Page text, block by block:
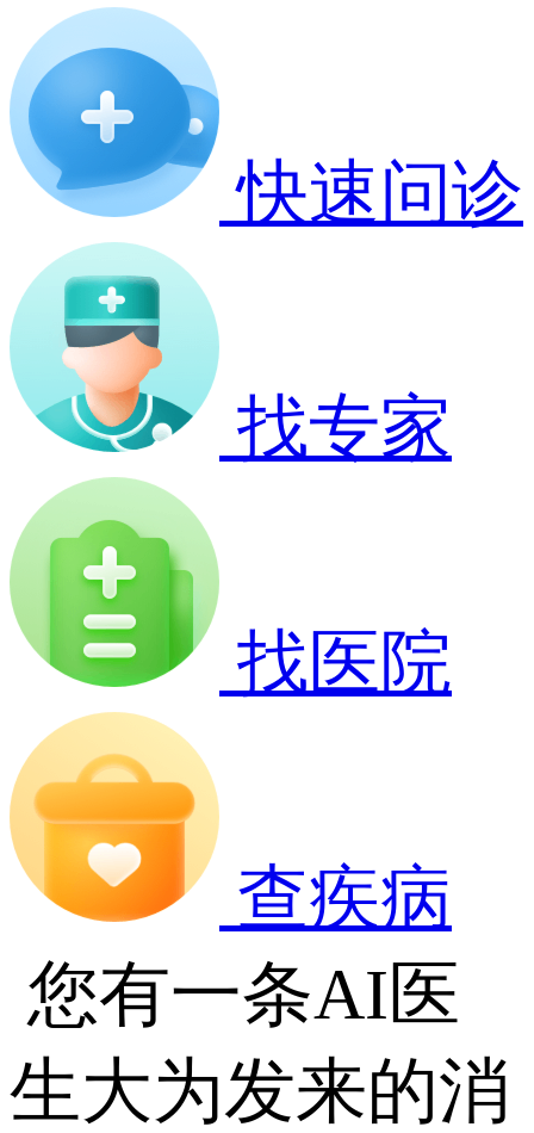
快速问诊
找专家
找医院
查疾病
您有一条AI医
生大为发来的消